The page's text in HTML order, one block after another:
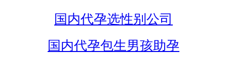
国内代孕选性别公司
国内代孕包生男孩助孕